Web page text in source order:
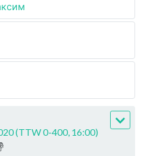
(TTW 0-400, 16:00)